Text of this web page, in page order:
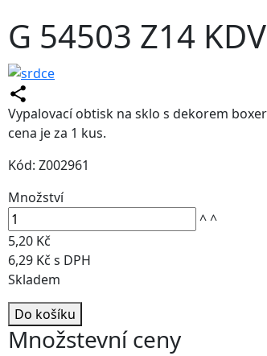
G 54503 Z14
Vypalovací obtisk na sklo s dekorem
cena je za 1 kus.
Kód: Z002961
Množství
^^
5,20 Kč
6,29 Kč s DPH
Skladem
Do košíku
Množstevní ceny